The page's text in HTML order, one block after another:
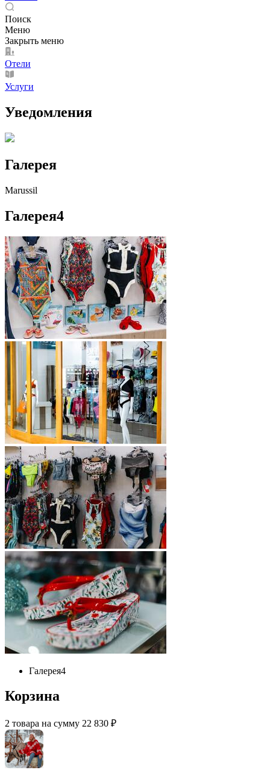
Поиск
Меню
Закрыть меню
Отели
Услуги
Уведомления
Галерея
Marussil
Галерея4
Галерея4
Корзина
2 товара на сумму 22 830 ₽